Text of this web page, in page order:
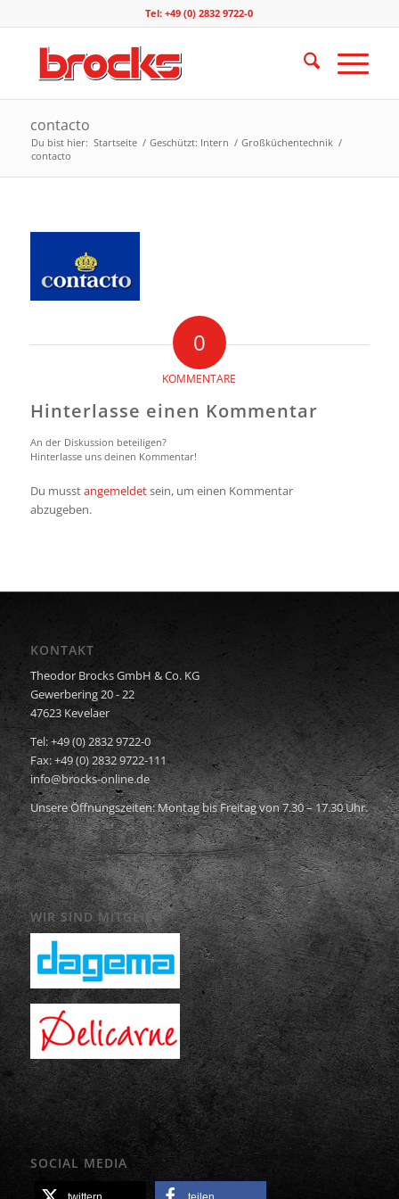
Tel: +49 (0) 2832 9722-0
contacto
Du bist hier: Startseite / Geschützt: Intern / Großküchentechnik /
contacto
0
KOMMENTARE
Hinterlasse einen Kommentar
An der Diskussion beteiligen?
Hinterlasse uns deinen Kommentar!
Du musstangemeldetsein, um einen Kommentar
abzugeben.
KONTAKT
Theodor Brocks GmbH & Co. KG
Gewerbering 20 - 22
47623 Kevelaer
Tel: +49 (0) 2832 9722-0
Fax: +49 (0) 2832 9722-111
info@brocks-online.de
Unsere Öffnungszeiten: Montag bis Freitag von 7.30 – 17.30 Uhr.
WIR SIND MITGLIED
SOCIAL MEDIA